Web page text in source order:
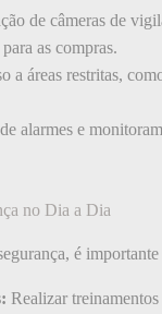
de câmeras de
as compras.
a áreas restritas,
alarmes e
no Dia a Dia
é
Realizar